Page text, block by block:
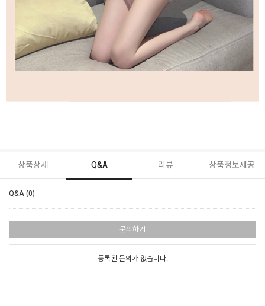
상품상세 Q&A 리뷰 상품정보제공
Q&A (0)
문의하기
등록된 문의가 없습니다.